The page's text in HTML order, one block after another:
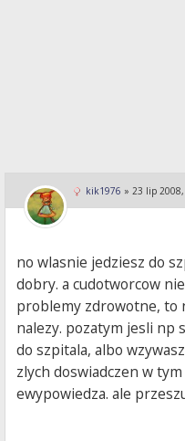
kik1976 » 23 lip
no wlasnie jedziesz do
dobry. a cudotworcow
problemy zdrowotne, to
nalezy. pozatym jesli np
do szpitala, albo
zlych doswiadczen w
ewypowiedza. ale